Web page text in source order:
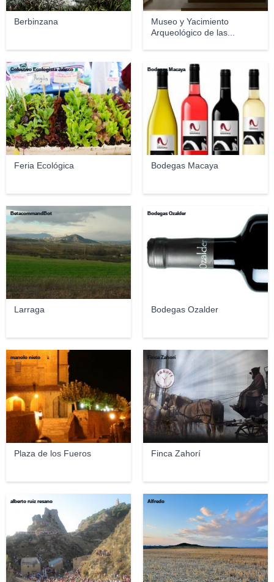
Berbinzana
Museo y Yacimiento
Arqueológico de las...
Feria Ecológica
Colectivo Ecologista Jalisco
Bodegas Macaya
Bodegas Macaya
Larraga
BetacommandBot
Bodegas Ozalder
Bodegas Ozalder
Plaza de los Fueros
manolo nieto
Finca Zahorí
Finca Zahorí
alberto ruiz resano Alfredo